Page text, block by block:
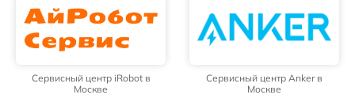
Сервисный центр iRobot в
Москве
Сервисный центр Anker в
Москве